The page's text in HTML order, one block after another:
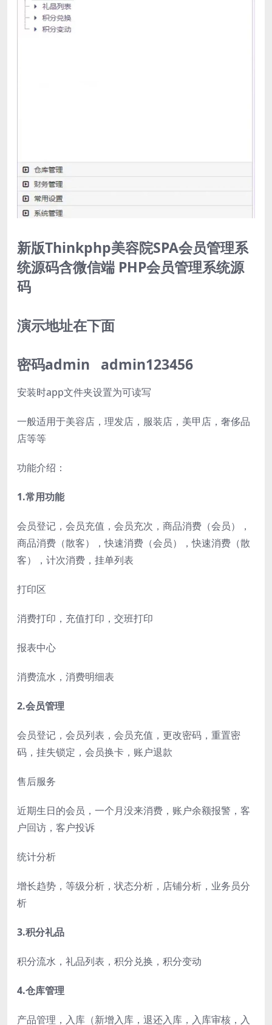
新版Thinkphp美容院SPA会员管理系
统源码含微信端 PHP会员管理系统源
码
演示地址在下面
密码admin admin123456
安装时app文件夹设置为可读写
一般适用于美容店，理发店，服装店，美甲店，奢侈品
店等等
功能介绍：
1.常用功能
会员登记，会员充值，会员充次，商品消费（会员），
商品消费（散客），快速消费（会员），快速消费（散
客），计次消费，挂单列表
打印区
消费打印，充值打印，交班打印
报表中心
消费流水，消费明细表
2.会员管理
会员登记，会员列表，会员充值，更改密码，重置密
码，挂失锁定，会员换卡，账户退款
售后服务
近期生日的会员，一个月没来消费，账户余额报警，客
户回访，客户投诉
统计分析
增长趋势，等级分析，状态分析，店铺分析，业务员分
析
3.积分礼品
积分流水，礼品列表，积分兑换，积分变动
4.仓库管理
产品管理，入库（新增入库，退还入库，入库审核，入